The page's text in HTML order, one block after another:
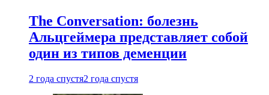
The Conversation: болезнь
Альцгеймера представляет собой
один из типов деменции
2 года спустя2 года спустя